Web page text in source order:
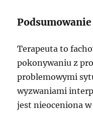
Podsumowanie
Terapeuta to
pokonywaniu z
problemowymi
wyzwaniami
jest nieoceniona